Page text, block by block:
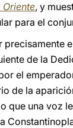
, y
para el
de la
el
de la
que una voz